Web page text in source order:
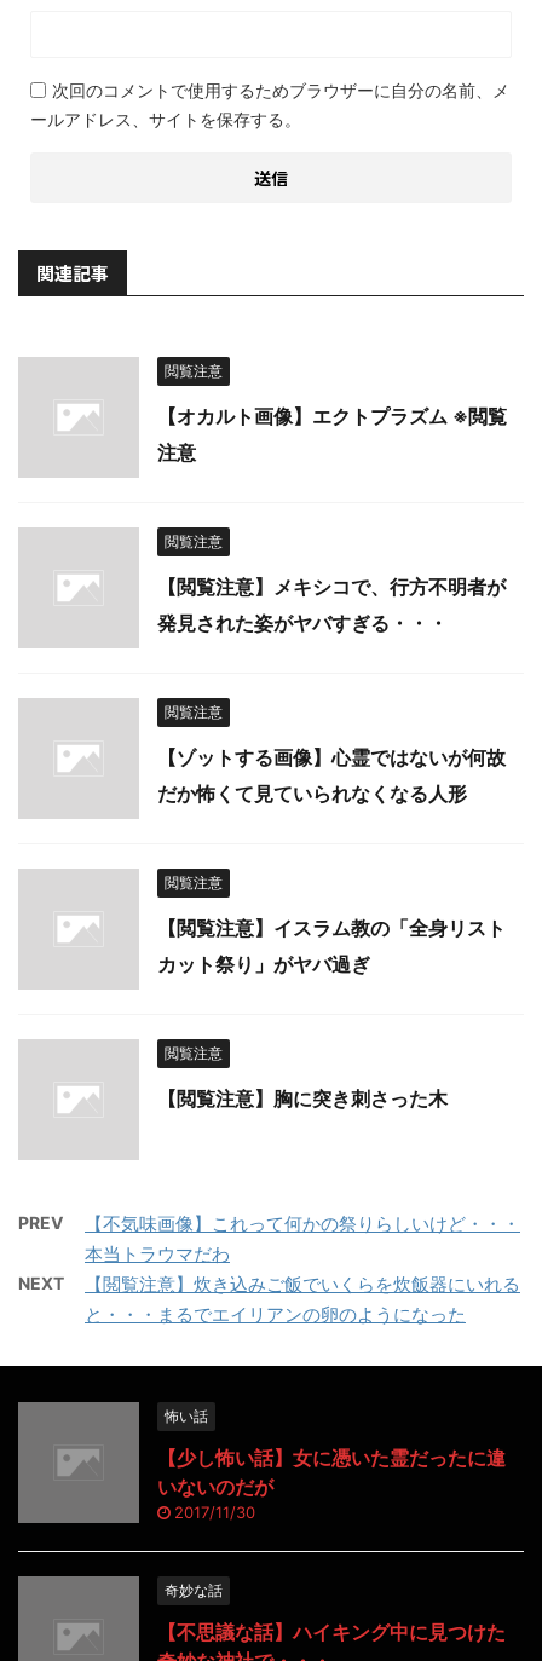
次回のコメントで使用するためブラウザーに自分の名前、メ
ールアドレス、サイトを保存する。
関連記事
閲覧注意
【オカルト画像】エクトプラズム ※閲覧
注意
閲覧注意
【閲覧注意】メキシコで、行方不明者が
発見された姿がヤバすぎる・・・
閲覧注意
【ゾットする画像】心霊ではないが何故
だか怖くて見ていられなくなる人形
閲覧注意
【閲覧注意】イスラム教の「全身リスト
カット祭り」がヤバ過ぎ
閲覧注意
【閲覧注意】胸に突き刺さった木
PREV
【不気味画像】これって何かの祭りらしいけど・・・
本当トラウマだわ
NEXT
【閲覧注意】炊き込みご飯でいくらを炊飯器にいれる
と・・・まるでエイリアンの卵のようになった
怖い話
【少し怖い話】女に憑いた霊だったに違
いないのだが
2017/11/30
奇妙な話
【不思議な話】ハイキング中に見つけた